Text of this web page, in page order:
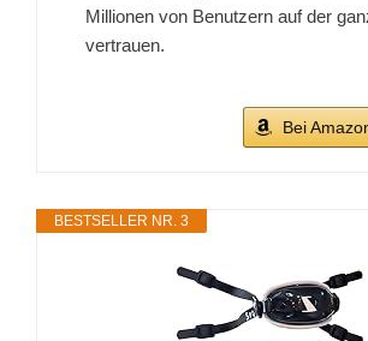
Millionen von Benutzern auf der
vertrauen.
Bei
BESTSELLER NR. 3